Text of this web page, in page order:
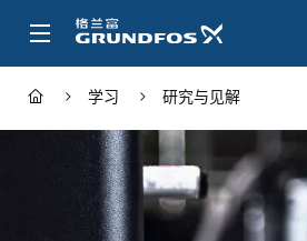
内
学习 研究与见解